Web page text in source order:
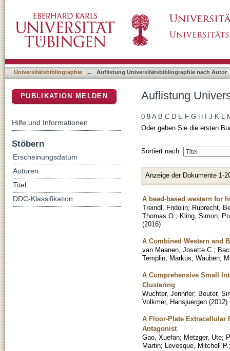
Universitätsbibliographie → Auflistung Universitätsbibliographie nach Autor
Auflistung
0-9 A B C D E F G H J K L
Oder geben Sie die ersten
Sortiert nach:
Anzeige der Dokumente 1-
A bead-based western for
Treindl, Fridolin; Ruprecht,
Thomas O. ; Kling, Simon;
(2016)
A Combined Western and
van Maanen, Josette C. ;
Templin, Markus; Wauben,
A Comprehensive Small
Clustering
Wuchter, Jennifer; Beuter,
Volkmer, Hansjuergen (2012)
A Floor-Plate Extracellular
Antagonist
Gao, Xuefan; Metzger, Ute;
Martin; Levesque, Mitchell P.
PUBLIKATION MELDEN
Hilfe und Informationen
Stöbern
Erscheinungsdatum
Autoren
Titel
DDC-Klassifikation